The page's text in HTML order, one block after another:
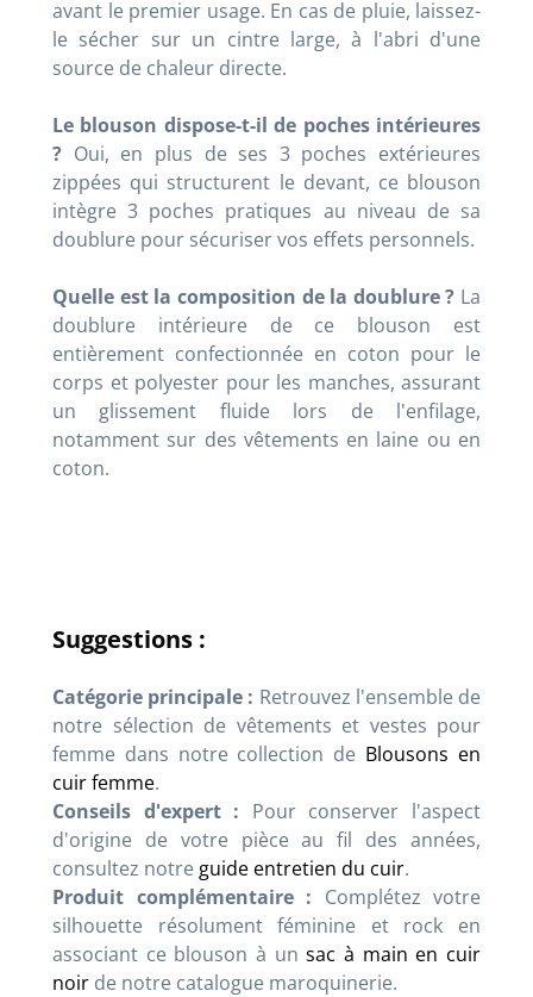
avant le premier usage. En cas de pluie, laissez-
le sécher sur un cintre large, à l'abri d'une
source de chaleur directe.
Le blouson dispose-t-il de poches intérieures
? Oui, en plus de ses 3 poches extérieures
zippées qui structurent le devant, ce blouson
intègre 3 poches pratiques au niveau de sa
doublure pour sécuriser vos effets personnels.
Quelle est la composition de la doublure ? La
doublure intérieure de ce blouson est
entièrement confectionnée en coton pour le
corps et polyester pour les manches, assurant
un glissement fluide lors de l'enfilage,
notamment sur des vêtements en laine ou en
coton.
Suggestions :
Catégorie principale : Retrouvez l'ensemble de
notre sélection de vêtements et vestes pour
femme dans notre collection de Blousons en
cuir femme.
Conseils d'expert : Pour conserver l'aspect
d'origine de votre pièce au fil des années,
consultez notre guide entretien du cuir.
Produit complémentaire : Complétez votre
silhouette résolument féminine et rock en
associant ce blouson à unsac à main en cuir
noir de notre catalogue maroquinerie.